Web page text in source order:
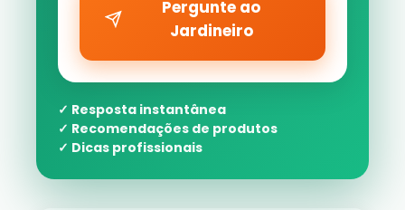
Pergunte ao
Jardineiro
✓ Resposta instantânea
✓ Recomendações de produtos
✓ Dicas profissionais